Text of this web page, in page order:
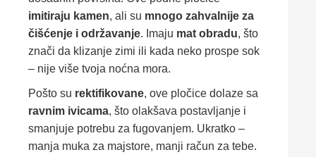
imitiraju kamen, ali su mnogo zahvalnije za
čišćenje i održavanje. Imaju mat obradu, što
znači da klizanje zimi ili kada neko prospe sok
– nije više tvoja noćna mora.
Pošto su rektifikovane, ove pločice dolaze sa
ravnim ivicama, što olakšava postavljanje i
smanjuje potrebu za fugovanjem. Ukratko –
manja muka za majstore, manji račun za tebe.